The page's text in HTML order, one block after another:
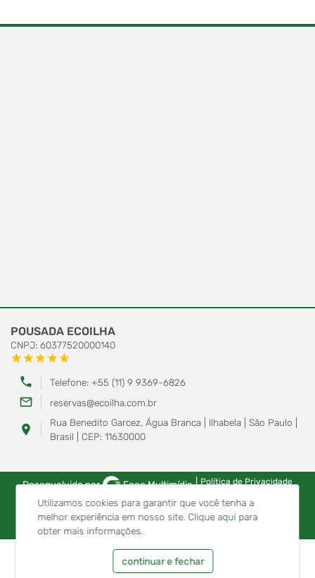
Utilizamos cookies para garantir que você tenha a
melhor experiência em nosso site. Cliqueaqui para
obter mais informações.
continuar e fechar
POUSADA ECOILHA
CNPJ: 60377520000140
starstarstarstarstar
phone Telefone: +55 (11) 9 9369-6826
mail_outline reservas@ecoilha.com.br
location_on
Rua Benedito Garcez, Água Branca | Ilhabela | São Paulo |
Brasil | CEP: 11630000
Desenvolvido por Foco Multimídia | Política de Privacidade